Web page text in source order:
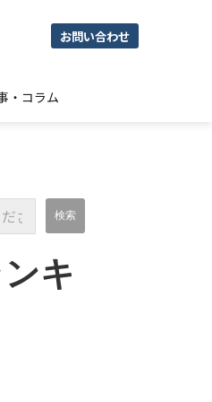
お問い合わせ
・コラム
キ